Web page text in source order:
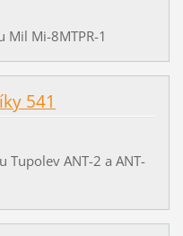
Mi-8MTPR-1
541
ANT-2 a ANT-